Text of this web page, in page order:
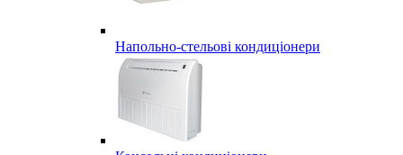
Напольно-стельові кондиціонери